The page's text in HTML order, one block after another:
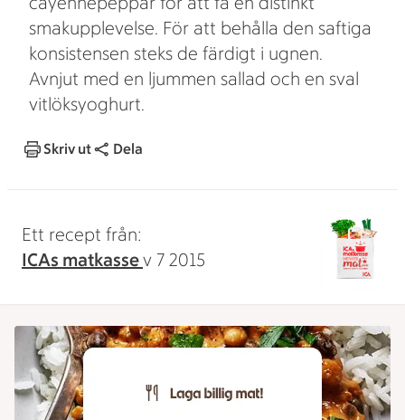
smakupplevelse. För att behålla den saftiga
konsistensen steks de färdigt i ugnen.
Avnjut med en ljummen sallad och en sval
vitlöksyoghurt.
Skriv ut Dela
Ett recept från:
ICAs matkassev 7 2015